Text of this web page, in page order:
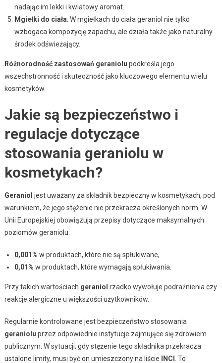
nadając im lekki i kwiatowy aromat.
Mgiełki do ciała: W mgiełkach do ciała geraniol nie tylko
wzbogaca kompozycję zapachu, ale działa także jako naturalny
środek odświeżający.
Różnorodność zastosowań geraniolu podkreśla jego
wszechstronność i skuteczność jako kluczowego elementu wielu
kosmetyków.
Jakie są bezpieczeństwo i
regulacje dotyczące
stosowania geraniolu w
kosmetykach?
Geraniol jest uważany za składnik bezpieczny w kosmetykach, pod
warunkiem, że jego stężenie nie przekracza określonych norm. W
Unii Europejskiej obowiązują przepisy dotyczące maksymalnych
poziomów geraniolu:
0,001% w produktach, które nie są spłukiwane,
0,01% w produktach, które wymagają spłukiwania.
Przy takich wartościach geraniol rzadko wywołuje podrażnienia czy
reakcje alergiczne u większości użytkowników.
Regularnie kontrolowane jest bezpieczeństwo stosowania
geraniolu przez odpowiednie instytucje zajmujące się zdrowiem
publicznym. W sytuacji, gdy stężenie tego składnika przekracza
ustalone limity, musi być on umieszczony na liście
INCI
. To